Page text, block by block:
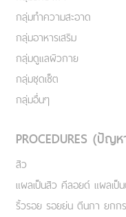
กลุ่มทำความสะอาด
กลุ่มอาหารเสริม
กลุ่มดูแลผิวกาย
กลุ่มชุดเซ็ต
กลุ่มอื่นๆ
PROCEDURES (ปัญ
สิว
แผลเป็นสิว คีลอยด์ แผลเป็
ริ้วรอย รอยย่น ตีนกา ยกก